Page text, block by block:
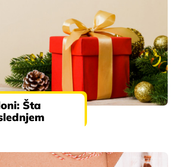
Šta